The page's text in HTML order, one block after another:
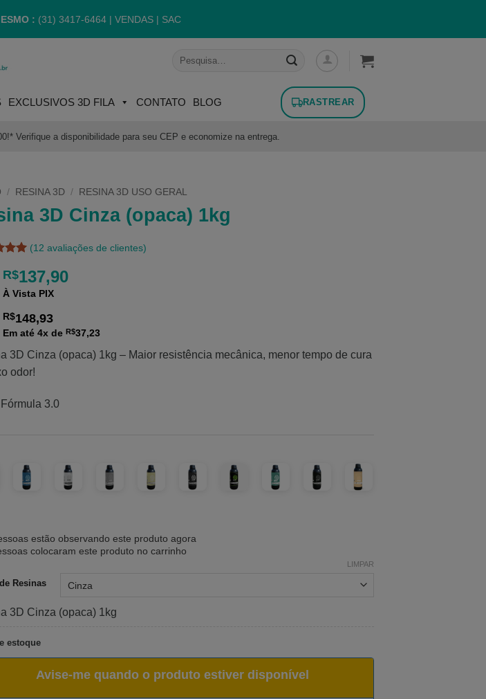
: (31) 3417-6464 | VENDAS | SAC
Pesquisar
EXCLUSIVOS 3D FILA CONTATO BLOG RASTREAR
Verifique a disponibilidade para seu CEP e economize na entrega.
/ RESINA 3D / RESINA 3D USO GERAL
3D Cinza (opaca) 1kg
5de
em
(12 avaliações de clientes)
R$137,90
À Vista PIX
R$148,93
Em até 4x de R$37,23
3D Cinza (opaca) 1kg – Maior resistência mecânica, menor tempo de cura
odor!
3.0
estão observando este produto agora
colocaram este produto no carrinho
Resinas
LIMPAR
3D Cinza (opaca) 1kg
estoque
Avise-me quando o produto estiver disponível